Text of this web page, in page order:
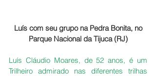
Parque Nacional da Tijuca (RJ)
Luís Cláudio Moares, de 52 anos, é um
Trilheiro admirado nas diferentes trilhas